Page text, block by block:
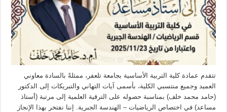
تتقدم عمادة كلية التربية الأساسية بجامعة تلعفر، ممثلةً بالسادة معاوني
العميد وجميع منتسبي الكلية، بأسمى آيات التهاني والتبريكات إلى الدكتور
(حامد محمد خلف) بمناسبة حصوله على الترقية العلمية إلى مرتبة (أستاذ
مساعد) في اختصاص الرياضيات – الهندسة الجبرية. إننا نفتخر بهذا الإنجاز